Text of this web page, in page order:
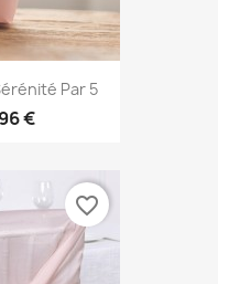
Par 5
€
favorite_border